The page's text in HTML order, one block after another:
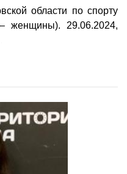
области по спорту
женщины). 29.06.2024,